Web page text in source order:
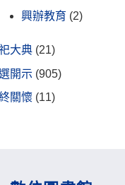
興辦教育 (2)
大典 (21)
開示 (905)
關懷 (11)